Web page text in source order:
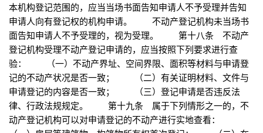
本机构登记范围的，应当当场书面告知申请人不予受理并告知
申请人向有登记权的机构申请。 不动产登记机构未当场书
面告知申请人不予受理的，视为受理。 第十八条 不动产
登记机构受理不动产登记申请的，应当按照下列要求进行查
验： （一）不动产界址、空间界限、面积等材料与申请登
记的不动产状况是否一致； （二）有关证明材料、文件与
申请登记的内容是否一致； （三）登记申请是否违反法
律、行政法规规定。 第十九条 属于下列情形之一的，不
动产登记机构可以对申请登记的不动产进行实地查看：